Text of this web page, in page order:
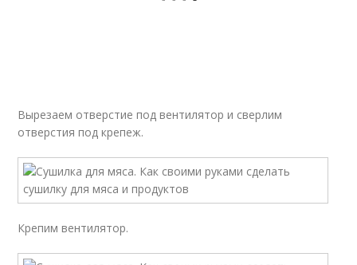
Вырезаем отверстие под вентилятор и сверлим
отверстия под крепеж.
Крепим вентилятор.